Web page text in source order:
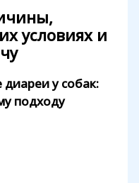
условиях и
у собак:
подходу